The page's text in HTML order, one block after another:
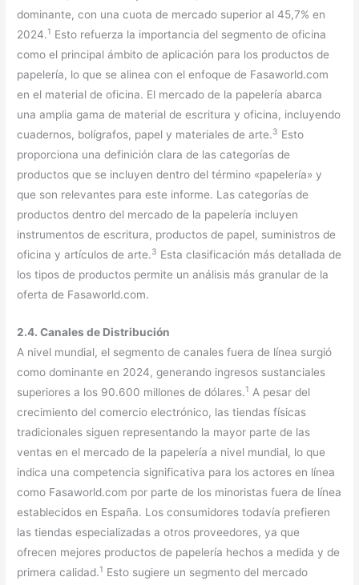
dominante, con una cuota de mercado superior al 45,7% en
2024.1 Esto refuerza la importancia del segmento de oficina
como el principal ámbito de aplicación para los productos de
papelería, lo que se alinea con el enfoque de Fasaworld.com
en el material de oficina. El mercado de la papelería abarca
una amplia gama de material de escritura y oficina, incluyendo
cuadernos, bolígrafos, papel y materiales de arte.3 Esto
proporciona una definición clara de las categorías de
productos que se incluyen dentro del término «papelería» y
que son relevantes para este informe. Las categorías de
productos dentro del mercado de la papelería incluyen
instrumentos de escritura, productos de papel, suministros de
oficina y artículos de arte.3 Esta clasificación más detallada de
los tipos de productos permite un análisis más granular de la
oferta de Fasaworld.com.
2.4. Canales de Distribución
A nivel mundial, el segmento de canales fuera de línea surgió
como dominante en 2024, generando ingresos sustanciales
superiores a los 90.600 millones de dólares.1 A pesar del
crecimiento del comercio electrónico, las tiendas físicas
tradicionales siguen representando la mayor parte de las
ventas en el mercado de la papelería a nivel mundial, lo que
indica una competencia significativa para los actores en línea
como Fasaworld.com por parte de los minoristas fuera de línea
establecidos en España. Los consumidores todavía prefieren
las tiendas especializadas a otros proveedores, ya que
ofrecen mejores productos de papelería hechos a medida y de
primera calidad.1 Esto sugiere un segmento del mercado